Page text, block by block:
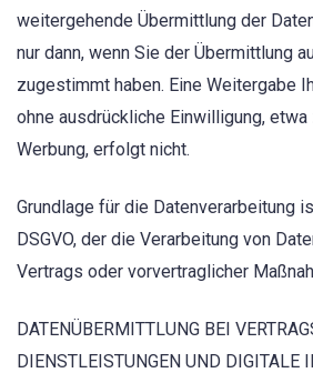
weitergehende Übermittlung der
nur dann, wenn Sie der Übermittlung
zugestimmt haben. Eine Weitergabe
ohne ausdrückliche Einwilligung,
Werbung, erfolgt nicht.
Grundlage für die Datenverarbeitung
DSGVO, der die Verarbeitung von
Vertrags oder vorvertraglicher
DATENÜBERMITTLUNG BEI
DIENSTLEISTUNGEN UND DIGITALE